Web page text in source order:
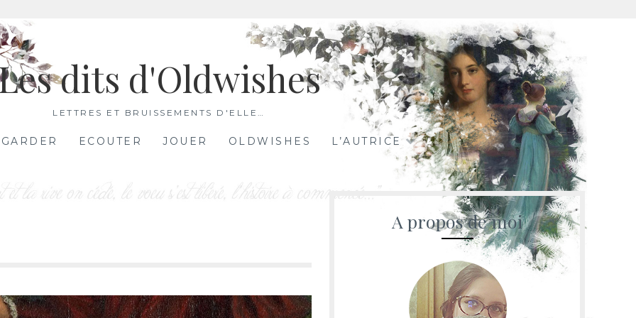
dits d'Oldwishes
LETTRES ET BRUISSEMENTS D'ELLE…
ECOUTER JOUER OLDWISHES L’AUTRICE
A propos de moi